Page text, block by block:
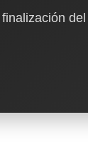
del